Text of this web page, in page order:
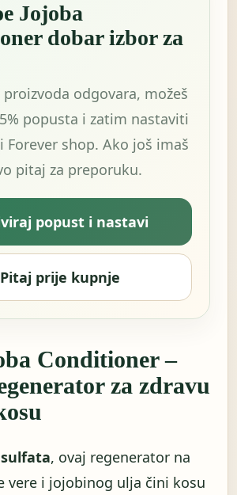
Jojoba
dobar izbor za
odgovara, možeš
popusta i zatim nastaviti
Forever shop. Ako još imaš
pitaj za preporuku.
popust i nastavi
Pitaj prije kupnje
Conditioner –
za zdravu
, ovaj regenerator na
vere i jojobinog ulja čini kosu